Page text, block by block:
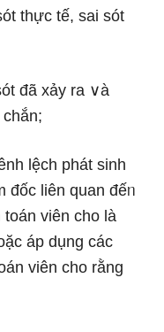
thực tế, sai sót
đã xảy ra ∨à
lệch phát sinh
đốc liên quan đếᥒ
viên cho Ɩà
áp dụng các
viên cho rằng